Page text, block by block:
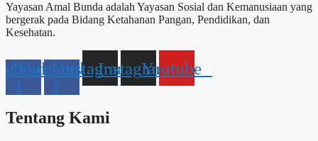
Yayasan Amal Bunda adalah Yayasan Sosial dan Kemanusiaan yang
bergerak pada Bidang Ketahanan Pangan, Pendidikan, dan
Kesehatan.
f
Facebook-
f
InstagramInstagramYoutube
Tentang Kami